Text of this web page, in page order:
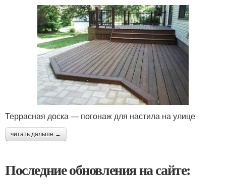
Террасная доска — погонаж для настила на улице
читать дальше →
Последние обновления на сайте: